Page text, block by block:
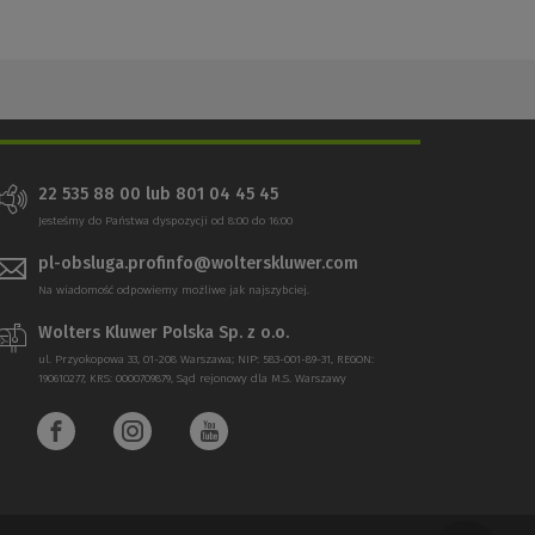
22 535 88 00 lub 801 04 45 45
Jesteśmy do Państwa dyspozycji od 8:00 do 16:00
pl-obsluga.profinfo@wolterskluwer.com
Na wiadomość odpowiemy możliwe jak najszybciej.
Wolters Kluwer Polska Sp. z o.o.
ul. Przyokopowa 33, 01-208 Warszawa; NIP: 583-001-89-31, REGON:
190610277, KRS: 0000709879, Sąd rejonowy dla M.S. Warszawy